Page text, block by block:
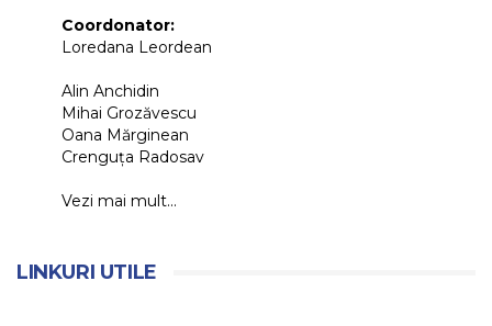
Coordonator:
Loredana Leordean
Alin Anchidin
Mihai Grozăvescu
Oana Mărginean
Crenguța Radosav
Vezi mai mult...
LINKURI UTILE